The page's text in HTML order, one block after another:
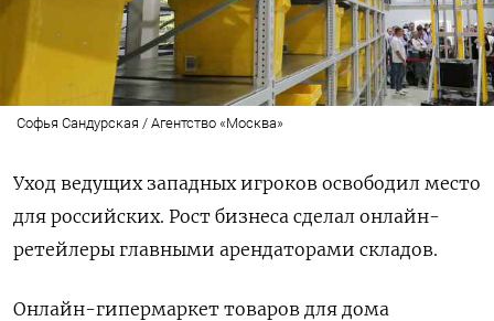
Софья Сандурская / Агентство «Москва»
Уход ведущих западных игроков освободил место
для российских. Рост бизнеса сделал онлайн-
ретейлеры главными арендаторами складов.
Онлайн-гипермаркет товаров для дома